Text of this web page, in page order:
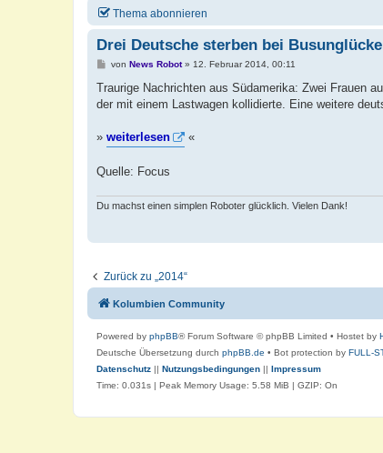
Thema abonnieren
Drei Deutsche sterben bei
B
i
r
von News Robot» 12. Februar 2014, 00:11
Traurige Nachrichten aus Südamerika: Zwei Frauen
der mit einem Lastwagen kollidierte. Eine weitere
» weiterlesen «
Quelle: Focus
Du machst einen simplen Roboter glücklich. Vielen Dank!
Zurück zu „2014“
Kolumbien Community
Powered by phpBB® Forum Software © phpBB Limited • Hostet by
Deutsche Übersetzung durch phpBB.de • Bot protection by FULL-
Datenschutz || Nutzungsbedingungen || Impressum
Time: 0.031s | Peak Memory Usage: 5.58 MiB | GZIP: On